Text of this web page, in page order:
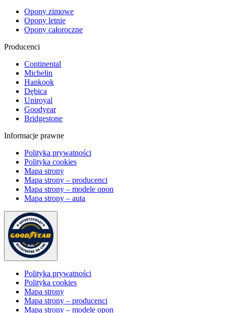
Opony zimowe
Opony letnie
Opony całoroczne
Producenci
Continental
Michelin
Hankook
Dębica
Uniroyal
Goodyear
Bridgestone
Informacje prawne
Polityka prywatności
Polityka cookies
Mapa strony
Mapa strony – producenci
Mapa strony – modele opon
Mapa strony – auta
Polityka prywatności
Polityka cookies
Mapa strony
Mapa strony – producenci
Mapa strony – modele opon